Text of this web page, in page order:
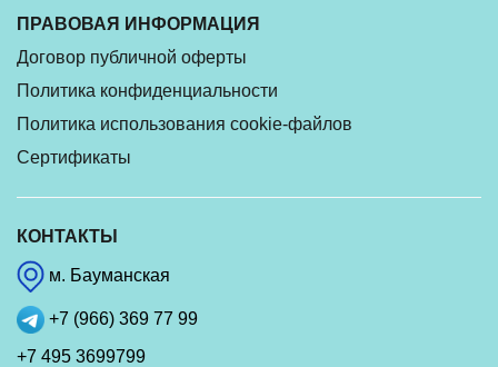
ПРАВОВАЯ ИНФОРМАЦИЯ
Договор публичной оферты
Политика конфиденциальности
Политика использования cookie-файлов
Сертификаты
КОНТАКТЫ
м. Бауманская
+7 (966) 369 77 99
+7 495 3699799